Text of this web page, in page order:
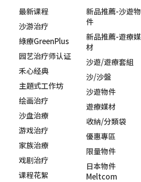
最新课程
沙游治疗
綠療GreenPlus
园艺治疗师认证
禾心经典
主題式工作坊
绘画治疗
沙盘治療
游戏治疗
家族治療
戏剧治疗
课程花絮
新品推薦-沙遊物
件
新品推薦-遊療媒
材
沙遊/遊療套組
沙/沙盤
沙遊物件
遊療媒材
收納/分類袋
優惠專區
限量物件
日本物件
Meltcom